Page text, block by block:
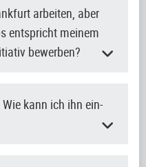
arbeiten, aber
entspricht meinem
bewerben?
kann ich ihn ein-